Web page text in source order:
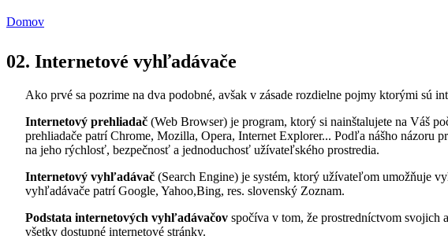
Domov
02. Internetové vyhľadávače
Ako prvé sa pozrime na dva podobné, avšak v zásade rozdielne pojmy ktorými sú
Internetový prehliadač (Web Browser) je program, ktorý si nainštalujete na Váš
prehliadače patrí Chrome, Mozilla, Opera, Internet Explorer... Podľa nášho názoru
na jeho rýchlosť, bezpečnosť a jednoduchosť užívateľského prostredia.
Internetový vyhľadávač (Search Engine) je systém, ktorý užívateľom umožňuje
vyhľadávače patrí Google, Yahoo,Bing, res. slovenský Zoznam.
Podstata internetových vyhľadávačov spočíva v tom, že prostredníctvom
všetky dostupné internetové stránky.